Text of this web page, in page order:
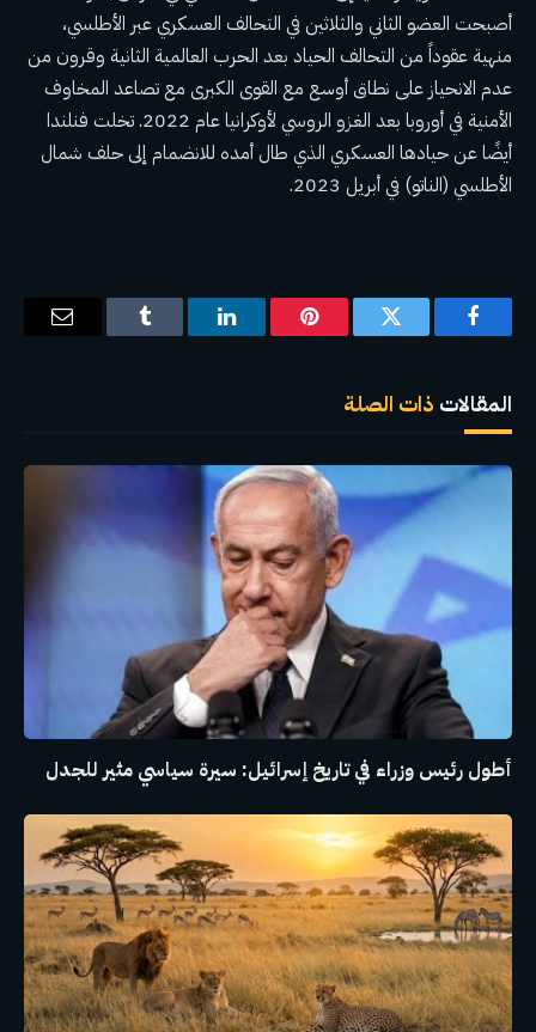
أصبحت العضو الثاني والثلاثين في التحالف العسكري عبر الأطلسي،
منهية عقوداً من التحالف الحياد بعد الحرب العالمية الثانية وقرون من
عدم الانحياز على نطاق أوسع مع القوى الكبرى مع تصاعد المخاوف
الأمنية في أوروبا بعد الغزو الروسي لأوكرانيا عام 2022. تخلت فنلندا
أيضًا عن حيادها العسكري الذي طال أمده للانضمام إلى حلف شمال
الأطلسي (الناتو) في أبريل 2023.
فيسبوك تويتر بينتيريستلينكدإن Tumblr
البريد
المقالات ذات الصلة
أطول رئيس وزراء في تاريخ إسرائيل: سيرة سياسي مثير للجدل